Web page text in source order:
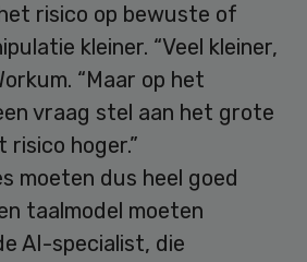
risico op bewuste of
kleiner. “Veel kleiner,
“Maar op het
vraag stel aan het grote
risico hoger.”
moeten dus heel goed
taalmodel moeten
AI-specialist, die